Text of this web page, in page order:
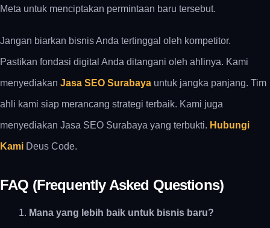
Meta untuk menciptakan permintaan baru tersebut.
Jangan biarkan bisnis Anda tertinggal oleh kompetitor.
Pastikan fondasi digital Anda ditangani oleh ahlinya. Kami
menyediakan Jasa SEO Surabaya untuk jangka panjang. Tim
ahli kami siap merancang strategi terbaik. Kami juga
menyediakan Jasa SEO Surabaya yang terbukti. Hubungi
Kami Deus Code.
FAQ (Frequently Asked Questions)
Mana yang lebih baik untuk bisnis baru?